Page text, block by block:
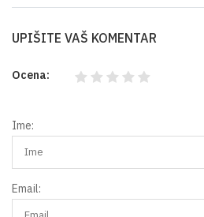
UPIŠITE VAŠ KOMENTAR
Ocena:
Ime:
Email: